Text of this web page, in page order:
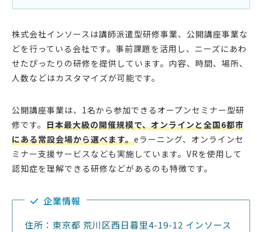
株式会社インソースは講師派遣型研修事業、公開講座事業な
どを行っている会社です。事前課題を活用し、ニーズにあわ
せたぴったりの研修を提供しています。内容、時間、場所、
人数などはカスタマイズが可能です。
公開講座事業は、1名から参加できるオープンセミナー型研
修です。 日本最大級の開催規模で、オンラインと全国6都市
にある常設会場から選べます。eラーニング、オンラインセ
ミナー支援サービスなども実施しています。VRを使用して
認知症を理解できる研修などがあるのも特徴です。
企業情報
住所：東京都 荒川区西日暮里4-19-12 インソース